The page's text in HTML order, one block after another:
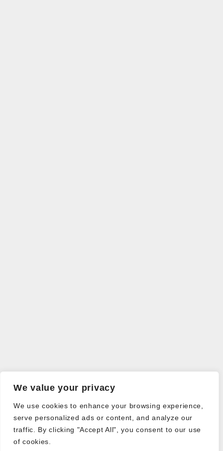
We value your privacy
We use cookies to enhance your browsing experience,
serve personalized ads or content, and analyze our
traffic. By clicking "Accept All", you consent to our use
of cookies.